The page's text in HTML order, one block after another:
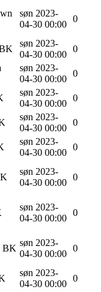
søn 2023-
04-30 00:00
0
søn 2023-
04-30 00:00
0
søn 2023-
04-30 00:00
0
søn 2023-
04-30 00:00
0
søn 2023-
04-30 00:00
0
søn 2023-
04-30 00:00
0
søn 2023-
04-30 00:00
0
søn 2023-
04-30 00:00
0
BK
søn 2023-
04-30 00:00
0
søn 2023-
04-30 00:00
0